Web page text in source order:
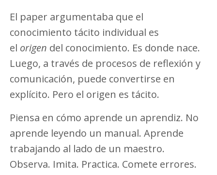
El paper argumentaba que el
conocimiento tácito individual es
el origen del conocimiento. Es donde nace.
Luego, a través de procesos de reflexión y
comunicación, puede convertirse en
explícito. Pero el origen es tácito.
Piensa en cómo aprende un aprendiz. No
aprende leyendo un manual. Aprende
trabajando al lado de un maestro.
Observa. Imita. Practica. Comete errores.